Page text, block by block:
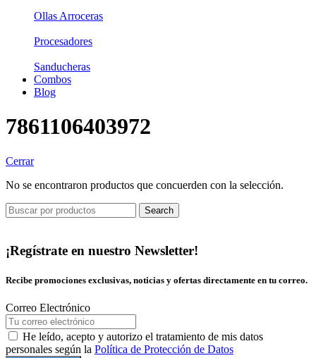
Ollas Arroceras
Procesadores
Sanducheras
Combos
Blog
7861106403972
Cerrar
No se encontraron productos que concuerden con la selección.
Search
¡Regístrate en nuestro Newsletter!
Recibe promociones exclusivas, noticias y ofertas directamente en tu correo.
Correo Electrónico
He leído, acepto y autorizo el tratamiento de mis datos
personales según la Política de Protección de Datos